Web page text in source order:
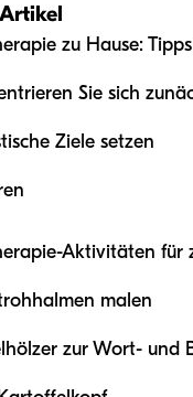
zu Hause:
Sie sich
Ziele setzen
Aktivitäten für
malen
zur Wort- und